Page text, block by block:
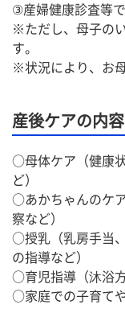
③産婦健康診査等
※ただし、母子の
す。
※状況により、お
産後ケアの内容
○母体ケア（健康
ど）
○あかちゃんのケ
察など）
○授乳（乳房手当
の指導など）
○育児指導（沐浴
○家庭での子育て